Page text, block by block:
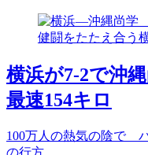
横浜が7-2で沖
最速154キロ
100万人の熱気の陰で